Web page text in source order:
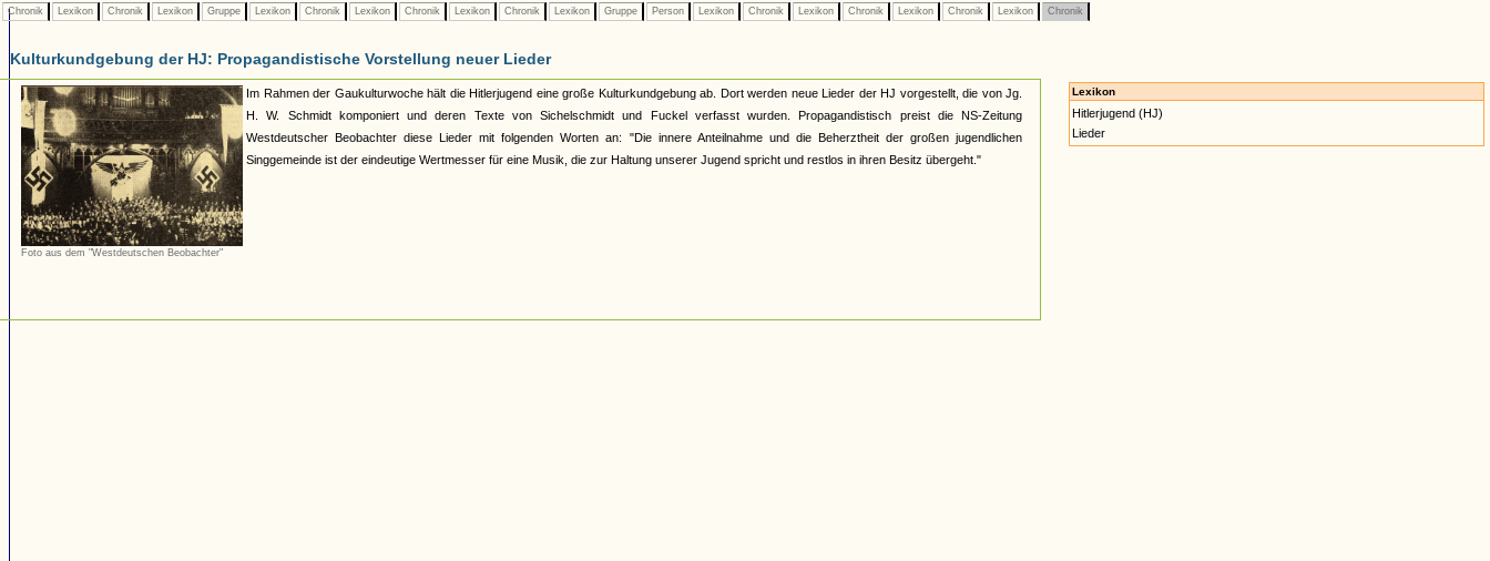
Chronik Lexikon Chronik Lexikon Gruppe Lexikon Chronik Lexikon Chronik Lexikon Chronik Lexikon Gruppe Person Lexikon Chronik Lexikon Chronik Lexikon Chronik Lexikon Chronik
Kulturkundgebung der HJ: Propagandistische Vorstellung neuer Lieder
Foto aus dem "Westdeutschen Beobachter"
Im Rahmen der Gaukulturwoche hält die Hitlerjugend eine große Kulturkundgebung ab. Dort werden neue Lieder der HJ vorgestellt, die von Jg.
H. W. Schmidt komponiert und deren Texte von Sichelschmidt und Fuckel verfasst wurden. Propagandistisch preist die NS-Zeitung
Westdeutscher Beobachter diese Lieder mit folgenden Worten an: "Die innere Anteilnahme und die Beherztheit der großen jugendlichen
Singgemeinde ist der eindeutige Wertmesser für eine Musik, die zur Haltung unserer Jugend spricht und restlos in ihren Besitz übergeht."
Lexikon
Hitlerjugend (HJ)
Lieder